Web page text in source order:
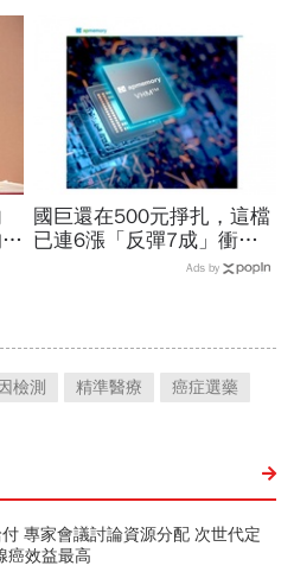
兵：鎖定美日頂級客戶切入
國巨還在500元掙扎，這檔
已連6漲「反彈7成」衝千
金股，法人喊到1430元，
Ads by
檢測 精準醫療 癌症選藥
專家會議討論資源分配 次世代定
癌效益最高